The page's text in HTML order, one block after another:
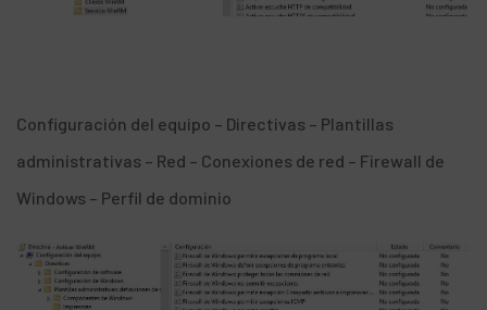
Configuración del equipo – Directivas – Plantillas
administrativas – Red – Conexiones de red – Firewall de
Windows – Perfil de dominio